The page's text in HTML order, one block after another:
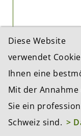
Diese Website
verwendet
Ihnen eine
Mit der Annahme
Sie ein
Schweiz sind. >